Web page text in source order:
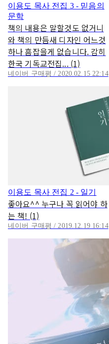
이용도 목사 전집 3 - 믿음의
문학
책의 내용은 말할것도 없거니
와 책의 만듬새 디자인 어느것
하나 흠잡을게 없습니다. 감히
한국 기독교전집... (1)
네이버 구매평 / 2020.02.15 22:14
이용도 목사 전집 2 - 일기
좋아요^^ 누구나 꼭 읽어야 하
는 책! (1)
네이버 구매평 / 2019.12.19 16:14